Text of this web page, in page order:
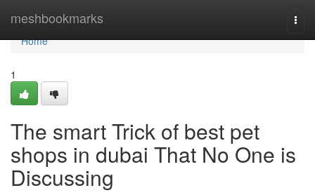
meshbookmarks
Home
Home
1
The smart Trick of best pet
shops in dubai That No One is
Discussing